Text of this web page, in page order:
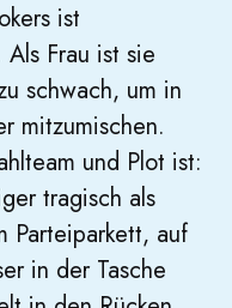
ist
Frau ist sie
schwach, um in
mitzumischen.
und Plot ist:
tragisch als
Parteiparkett, auf
in der Tasche